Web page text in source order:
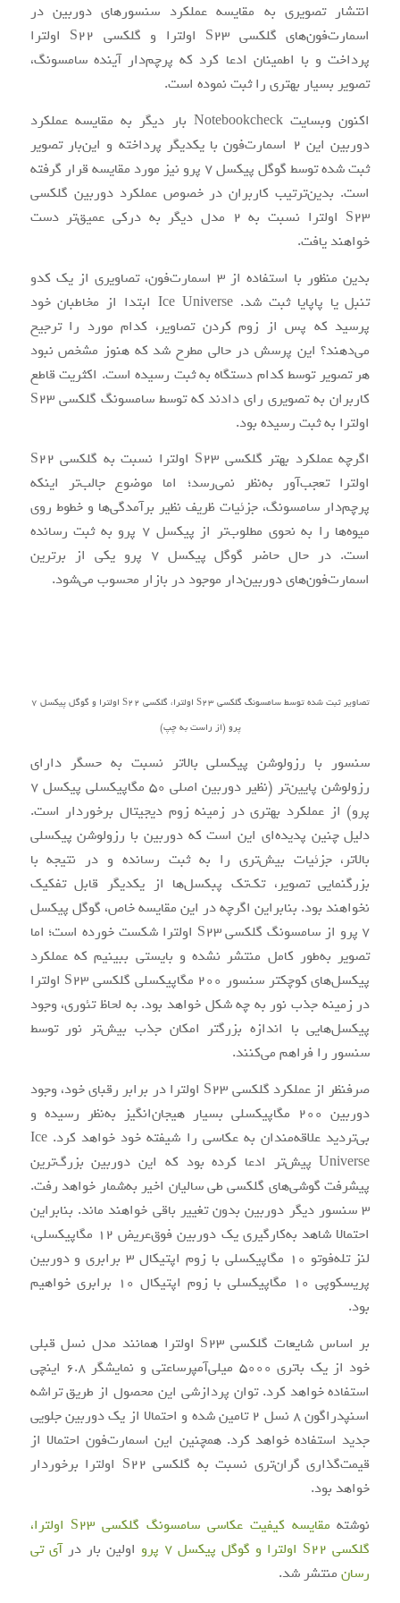
انتشار تصویری به مقایسه عملکرد سنسورهای دوربین در
اسمارت‌فون‌های گلکسی S23 اولترا و گلکسی S22 اولترا
پرداخت و با اطمینان ادعا کرد که پرچم‌دار آینده سامسونگ،
تصویر بسیار بهتری را ثبت نموده است.
اکنون وبسایت Notebookcheck بار دیگر به مقایسه عملکرد
دوربین این 2 اسمارت‌فون با یکدیگر پرداخته و این‌بار تصویر
ثبت شده توسط گوگل پیکسل 7 پرو نیز مورد مقایسه قرار گرفته
است. بدین‌ترتیب کاربران در خصوص عملکرد دوربین گلکسی
S23 اولترا نسبت به 2 مدل دیگر به درکی عمیق‌تر دست
خواهند یافت.
بدین منظور با استفاده از 3 اسمارت‌فون، تصاویری از یک کدو
تنبل یا پاپایا ثبت شد. Ice Universe ابتدا از مخاطبان خود
پرسید که پس از زوم کردن تصاویر، کدام مورد را ترجیح
می‌دهند؟ این پرسش در حالی مطرح شد که هنوز مشخص نبود
هر تصویر توسط کدام دستگاه به ثبت رسیده است. اکثریت قاطع
کاربران به تصویری رای دادند که توسط سامسونگ گلکسی S23
اولترا به ثبت رسیده بود.
اگرچه عملکرد بهتر گلکسی S23 اولترا نسبت به گلکسی S22
اولترا تعجب‌آور به‌نظر نمی‌رسد؛ اما موضوع جالب‌تر اینکه
پرچم‌دار سامسونگ، جزئیات ظریف نظیر برآمدگی‌ها و خطوط روی
میوه‌ها را به نحوی مطلوب‌تر از پیکسل 7 پرو به ثبت رسانده
است. در حال حاضر گوگل پیکسل 7 پرو یکی از برترین
اسمارت‌فون‌‌های دوربین‌دار موجود در بازار محسوب می‌شود.
تصاویر ثبت شده توسط سامسونگ گلکسی S23 اولترا، گلکسی S22 اولترا و گوگل پیکسل 7
پرو (از راست به چپ)
سنسور با رزولوشن پیکسلی بالاتر نسبت به حسگر دارای
رزولوشن پایین‌تر (نظیر دوربین اصلی 50 مگاپیکسلی پیکسل 7
پرو) از عملکرد بهتری در زمینه زوم دیجیتال برخوردار است.
دلیل چنین پدیده‌ای این است که دوربین با رزولوشن پیکسلی
بالاتر، جزئیات بیش‌تری را به ثبت رسانده و در نتیجه با
بزرگنمایی تصویر، تک‌تک پبکسل‌ها از یکدیگر قابل تفکیک
نخواهند بود. بنابراین اگرچه در این مقایسه خاص، گوگل پیکسل
7 پرو از سامسونگ گلکسی S23 اولترا شکست خورده است؛ اما
تصویر به‌طور کامل منتشر نشده و بایستی ببینیم که عملکرد
پیکسل‌های کوچکتر سنسور 200 مگاپیکسلی گلکسی S23 اولترا
در زمینه جذب نور به چه شکل خواهد بود. به لحاظ تئوری، وجود
پیکسل‌هایی با اندازه بزرگتر امکان جذب بیش‌تر نور توسط
سنسور را فراهم می‌کنند.
صرفنظر از عملکرد گلکسی S23 اولترا در برابر رقبای خود، وجود
دوربین 200 مگاپیکسلی بسیار هیجان‌انگیز به‌نظر رسیده و
بی‌تردید علاقه‌مندان به عکاسی را شیفته خود خواهد کرد. Ice
Universe پیش‌تر ادعا کرده بود که این دوربین بزرگ‌ترین
پیشرفت گوشی‌های گلکسی طی سالیان اخیر به‌شمار خواهد رفت.
3 سنسور دیگر دوربین بدون تغییر باقی خواهند ماند. بنابراین
احتمالا شاهد به‌کارگیری یک دوربین فوق‌عریض 12 مگاپیکسلی،
لنز تله‌فوتو 10 مگاپیکسلی با زوم اپتیکال 3 برابری و دوربین
پریسکوپی 10 مگاپیکسلی با زوم اپتیکال 10 برابری خواهیم
بود.
بر اساس شایعات گلکسی S23 اولترا همانند مدل نسل قبلی
خود از یک باتری 5000 میلی‌آمپرساعتی و نمایشگر 6.8 اینچی
استفاده خواهد کرد. توان پردازشی این محصول از طریق تراشه
اسنپدراگون 8 نسل 2 تامین شده و احتمالا از یک دوربین جلویی
جدید استفاده خواهد کرد. همچنین این اسمارت‌فون احتمالا از
قیمت‌گذاری گران‌تری نسبت به گلکسی S22 اولترا برخوردار
خواهد بود.
نوشته
مقایسه کیفیت عکاسی سامسونگ گلکسی S23 اولترا،
گلکسی S22 اولترا و گوگل پیکسل 7 پرو
اولین بار درآی‌ تی‌
رسانمنتشر شد.